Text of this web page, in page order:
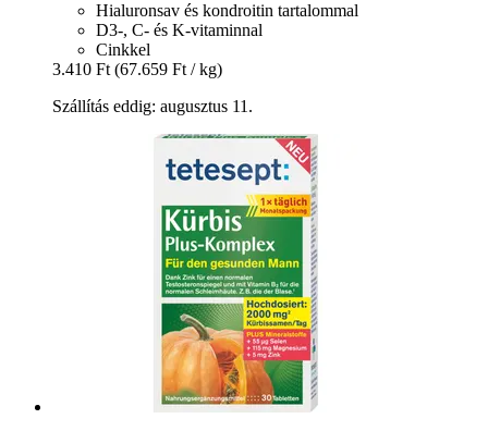
Hialuronsav és kondroitin tartalommal
D3-, C- és K-vitaminnal
Cinkkel
3.410 Ft (67.659 Ft / kg)
Szállítás eddig: augusztus 11.